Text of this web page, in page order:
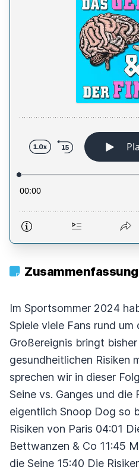
Im Sportsommer 2024
Spiele viele Fans rund um
Großereignis bringt
gesundheitlichen Risiken
sprechen wir in dieser
Seine vs. Ganges und die
eigentlich Snoop Dog so
Risiken von Paris 04:01
Bettwanzen & Co 11:45
die Seine 15:40 Die